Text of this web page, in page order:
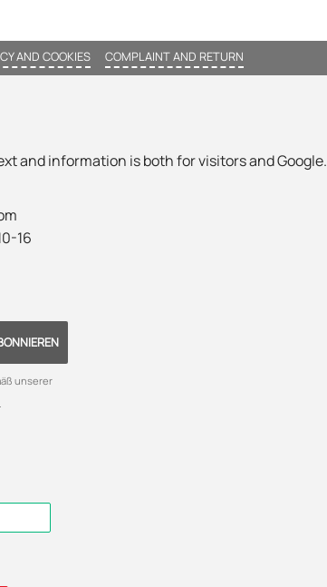
AND COOKIES COMPLAINT AND RETURN
and information is both for visitors and Google.
16
unserer